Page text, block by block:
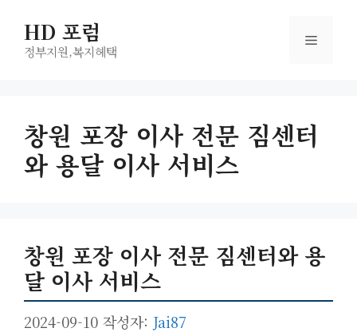
HD 포럼
정부지원,복지헤택
메
창원 포장 이사 전문 짐센터
와 용달 이사 서비스
창원 포장 이사 전문 짐센터와 용
달 이사 서비스
2024-09-10 작성자: Jai87